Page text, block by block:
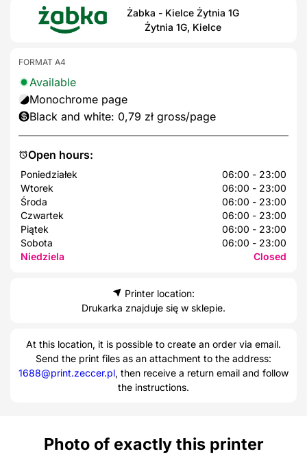
Żabka - Kielce Żytnia 1G
Żytnia 1G, Kielce
Open hours:
Poniedziałek
06:00 - 23:00
Wtorek
06:00 - 23:00
Środa
06:00 - 23:00
Czwartek
06:00 - 23:00
Piątek
06:00 - 23:00
Sobota
06:00 - 23:00
Niedziela
Closed
FORMAT A4
Available
Monochrome page
Black and white: 0,79 zł gross/page
Printer location:
Drukarka znajduje się w sklepie.
At this location, it is possible to create an order via email.
Send the print files as an attachment to the address:
1688@print.zeccer.pl, then receive a return email and follow
the instructions.
Photo of exactly this printer